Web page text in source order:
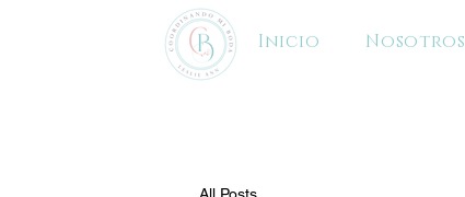
Inicio Nosotros
All Posts